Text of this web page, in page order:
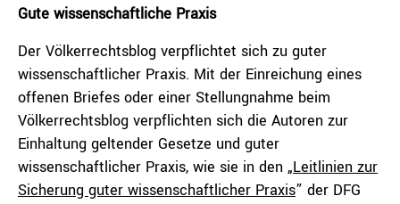
Gute wissenschaftliche Praxis
Der Völkerrechtsblog verpflichtet sich zu guter
wissenschaftlicher Praxis. Mit der Einreichung eines
offenen Briefes oder einer Stellungnahme beim
Völkerrechtsblog verpflichten sich die Autoren zur
Einhaltung geltender Gesetze und guter
wissenschaftlicher Praxis, wie sie in den „Leitlinien zur
Sicherung guter wissenschaftlicher Praxis” der DFG